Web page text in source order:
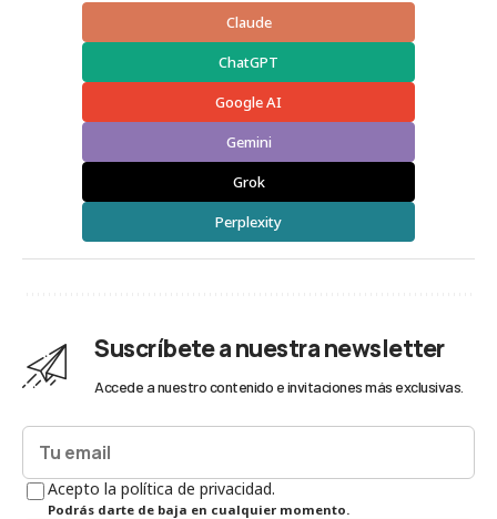
Claude
ChatGPT
Google AI
Gemini
Grok
Perplexity
Suscríbete a nuestra newsletter
Accede a nuestro contenido e invitaciones más exclusivas.
Acepto la política de privacidad.
Podrás darte de baja en cualquier momento.